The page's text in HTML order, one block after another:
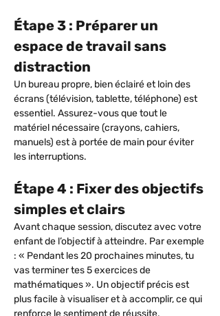
Étape 3 : Préparer un
espace de travail sans
distraction
Un bureau propre, bien éclairé et loin des
écrans (télévision, tablette, téléphone) est
essentiel. Assurez-vous que tout le
matériel nécessaire (crayons, cahiers,
manuels) est à portée de main pour éviter
les interruptions.
Étape 4 : Fixer des objectifs
simples et clairs
Avant chaque session, discutez avec votre
enfant de l’objectif à atteindre. Par exemple
: « Pendant les 20 prochaines minutes, tu
vas terminer tes 5 exercices de
mathématiques ». Un objectif précis est
plus facile à visualiser et à accomplir, ce qui
renforce le sentiment de réussite.